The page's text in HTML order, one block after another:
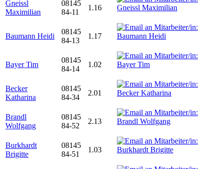
Gneissl
Maximilian
08145
84-11
1.16
Baumann Heidi
08145
84-13
1.17
Bayer Tim
08145
84-14
1.02
Becker
Katharina
08145
84-34
2.01
Brandl
Wolfgang
08145
84-52
2.13
Burkhardt
Brigitte
08145
84-51
1.03